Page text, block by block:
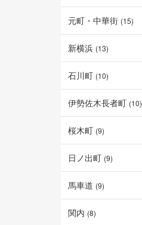
元町・中華街 (15)
新横浜 (13)
石川町 (10)
伊勢佐木長者町 (10)
桜木町 (9)
日ノ出町 (9)
馬車道 (9)
関内 (8)